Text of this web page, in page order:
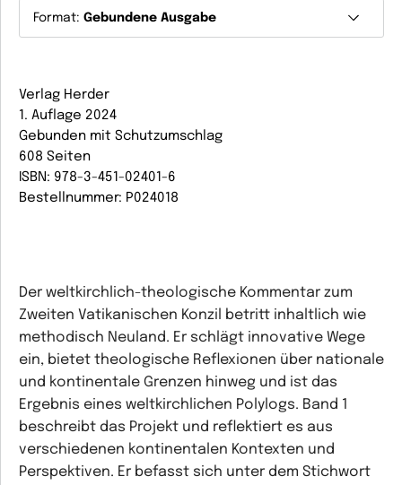
Format: Gebundene Ausgabe
Verlag Herder
1. Auflage 2024
Gebunden mit Schutzumschlag
608 Seiten
ISBN: 978-3-451-02401-6
Bestellnummer: P024018
Der weltkirchlich-theologische Kommentar zum
Zweiten Vatikanischen Konzil betritt inhaltlich wie
methodisch Neuland. Er schlägt innovative Wege
ein, bietet theologische Reflexionen über nationale
und kontinentale Grenzen hinweg und ist das
Ergebnis eines weltkirchlichen Polylogs. Band 1
beschreibt das Projekt und reflektiert es aus
verschiedenen kontinentalen Kontexten und
Perspektiven. Er befasst sich unter dem Stichwort